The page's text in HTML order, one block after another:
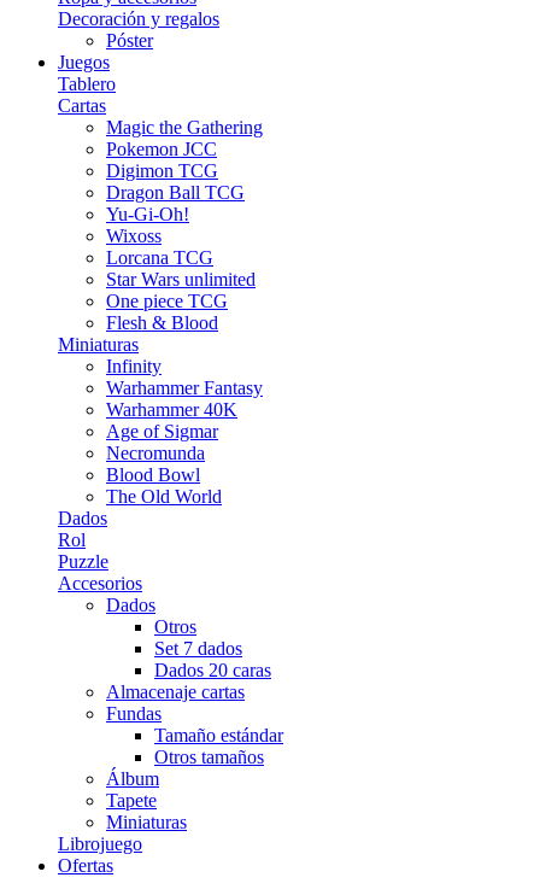
Decoración y regalos
Póster
Juegos
Tablero
Cartas
Magic the Gathering
Pokemon JCC
Digimon TCG
Dragon Ball TCG
Yu-Gi-Oh!
Wixoss
Lorcana TCG
Star Wars unlimited
One piece TCG
Flesh & Blood
Miniaturas
Infinity
Warhammer Fantasy
Warhammer 40K
Age of Sigmar
Necromunda
Blood Bowl
The Old World
Dados
Rol
Puzzle
Accesorios
Dados
Otros
Set 7 dados
Dados 20 caras
Almacenaje cartas
Fundas
Tamaño estándar
Otros tamaños
Álbum
Tapete
Miniaturas
Librojuego
Ofertas